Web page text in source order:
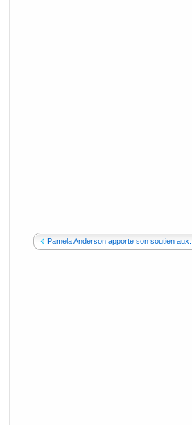
Pamela Anderson apporte son soutien aux...